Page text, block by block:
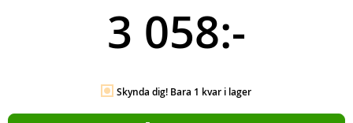
3 058:-
Skynda dig! Bara 1 kvar i lager